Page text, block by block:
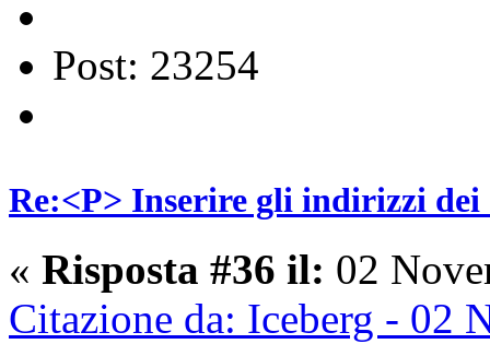
Post: 23254
Re:<P> Inserire gli indirizzi
« Risposta #36 il: 02
Citazione da: Iceberg - 02